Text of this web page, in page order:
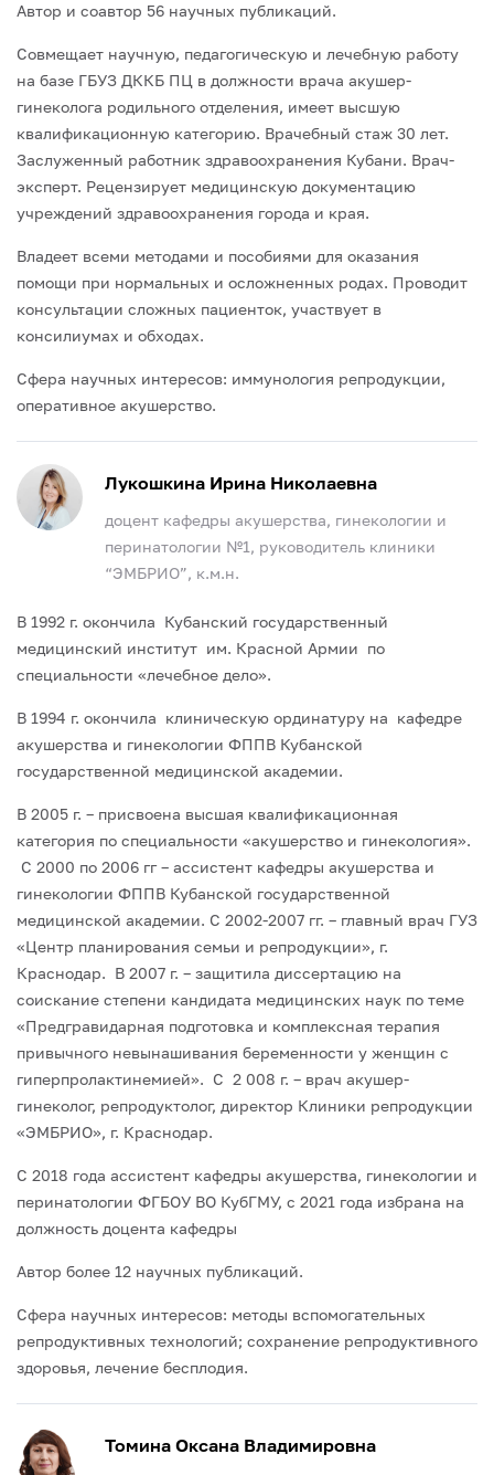
Автор и соавтор 56 научных публикаций.
Совмещает научную, педагогическую и лечебную работу
на базе ГБУЗ ДККБ ПЦ в должности врача акушер-
гинеколога родильного отделения, имеет высшую
квалификационную категорию. Врачебный стаж 30 лет.
Заслуженный работник здравоохранения Кубани. Врач-
эксперт. Рецензирует медицинскую документацию
учреждений здравоохранения города и края.
Владеет всеми методами и пособиями для оказания
помощи при нормальных и осложненных родах. Проводит
консультации сложных пациенток, участвует в
консилиумах и обходах.
Сфера научных интересов: иммунология репродукции,
оперативное акушерство.
Лукошкина Ирина Николаевна
доцент кафедры акушерства, гинекологии и
перинатологии №1, руководитель клиники
“ЭМБРИО”, к.м.н.
В 1992 г. окончила Кубанский государственный
медицинский институт им. Красной Армии по
специальности «лечебное дело».
В 1994 г. окончила клиническую ординатуру на кафедре
акушерства и гинекологии ФППВ Кубанской
государственной медицинской академии.
В 2005 г. – присвоена высшая квалификационная
категория по специальности «акушерство и гинекология».
С 2000 по 2006 гг – ассистент кафедры акушерства и
гинекологии ФППВ Кубанской государственной
медицинской академии. С 2002-2007 гг. – главный врач ГУЗ
«Центр планирования семьи и репродукции», г.
Краснодар. В 2007 г. – защитила диссертацию на
соискание степени кандидата медицинских наук по теме
«Предгравидарная подготовка и комплексная терапия
привычного невынашивания беременности у женщин с
гиперпролактинемией». С 2 008 г. – врач акушер-
гинеколог, репродуктолог, директор Клиники репродукции
«ЭМБРИО», г. Краснодар.
С 2018 года ассистент кафедры акушерства, гинекологии и
перинатологии ФГБОУ ВО КубГМУ, с 2021 года избрана на
должность доцента кафедры
Автор более 12 научных публикаций.
Сфера научных интересов: методы вспомогательных
репродуктивных технологий; сохранение репродуктивного
здоровья, лечение бесплодия.
Томина Оксана Владимировна